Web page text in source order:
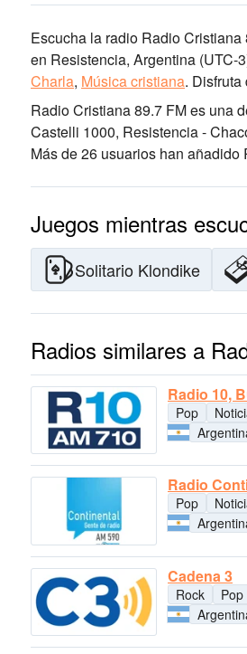
Escucha la radio Radio
en Resistencia, Argentina (UTC-
Charla, Música cristiana. Disfruta
Radio Cristiana 89.7 FM es una
Castelli 1000, Resistencia -
Más de 26 usuarios han
Juegos mientras
Solitario Klondike
Radios similares a
Radio 10,
Pop
Radio
Pop
Cadena 3
Rock Pop